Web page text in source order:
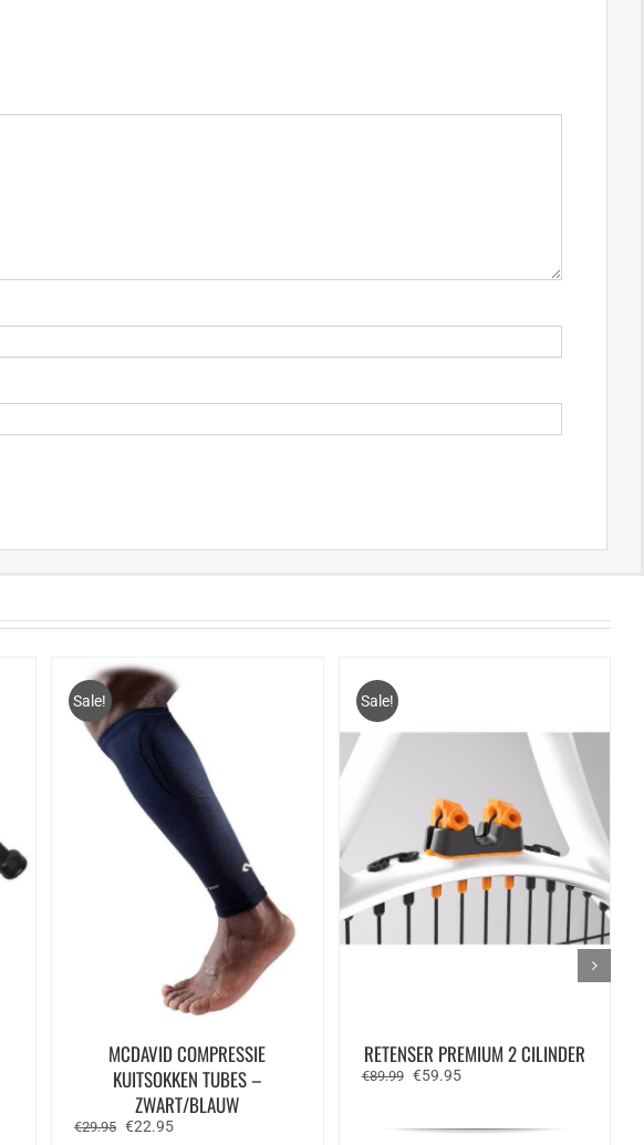
Sale!
MCDAVID COMPRESSIE
KUITSOKKEN TUBES –
ZWART/BLAUW
€29.95 Oorspronkelijke
€22.95Huidige
Sale!
RETENSER PREMIUM 2 CILINDER
€89.99 Oorspronkelijke
€89.99.
€59.95Huidige
€59.95.